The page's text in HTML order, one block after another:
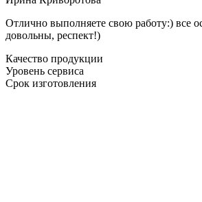
Отлично выполняете свою работу:) все
довольны, респект!)
Качество продукции
Уровень сервиса
Срок изготовления